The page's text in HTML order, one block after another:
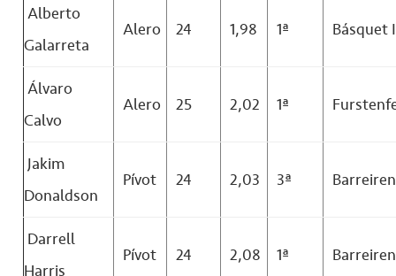
Alberto
Galarreta
Alero 24 1,98 1ª Básquet
Álvaro
Calvo
Alero 25 2,02 1ª
Jakim
Donaldson
Pívot 24 2,03 3ª
Darrell
Harris
Pívot 24 2,08 1ª